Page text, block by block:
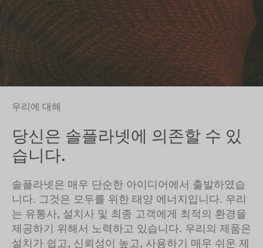
우리에 대해
당신은 솔플라넷에 의존할 수 있
습니다.
솔플라넷은 매우 단순한 아이디어에서 출발하였습
니다. 그것은 모두를 위한 태양 에너지입니다. 우리
는 유통사, 설치사 및 최종 고객에게 최적의 환경을
제공하기 위해서 노력하고 있습니다. 우리의 제품은
설치가 쉽고, 신뢰성이 높고, 사용하기 매우 쉬운 제